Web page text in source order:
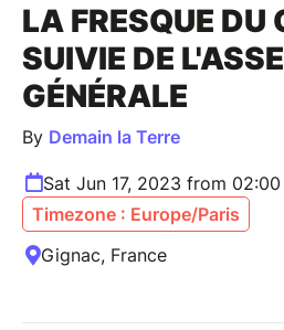
LA FRESQUE DU
SUIVIE DE
GÉNÉRALE
By Demain la Terre
Sat Jun 17, 2023 from
Timezone : Europe/Paris
Gignac, France